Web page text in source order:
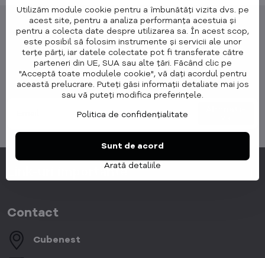
Newsletter
Abonați-vă la newsletterul nostru:
Contact
Cubenest
Utilizăm module cookie pentru a îmbunătăți vizita dvs. pe
acest site, pentru a analiza performanța acestuia și
pentru a colecta date despre utilizarea sa. În acest scop,
este posibil să folosim instrumente și servicii ale unor
terțe părți, iar datele colectate pot fi transferate către
parteneri din UE, SUA sau alte țări. Făcând clic pe
"Acceptă toate modulele cookie", vă dați acordul pentru
această prelucrare. Puteți găsi informații detaliate mai jos
sau vă puteți modifica preferințele.
Politica de confidențialitate
Arată detaliile
Sunt de acord